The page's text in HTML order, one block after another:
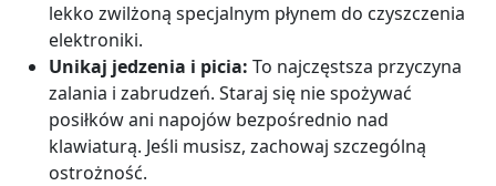
lekko zwilżoną specjalnym płynem do czyszczenia
elektroniki.
Unikaj jedzenia i picia: To najczęstsza przyczyna
zalania i zabrudzeń. Staraj się nie spożywać
posiłków ani napojów bezpośrednio nad
klawiaturą. Jeśli musisz, zachowaj szczególną
ostrożność.